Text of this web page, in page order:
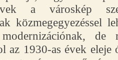
a városkép
közmegegyezéssel
de
az 1930-as évek